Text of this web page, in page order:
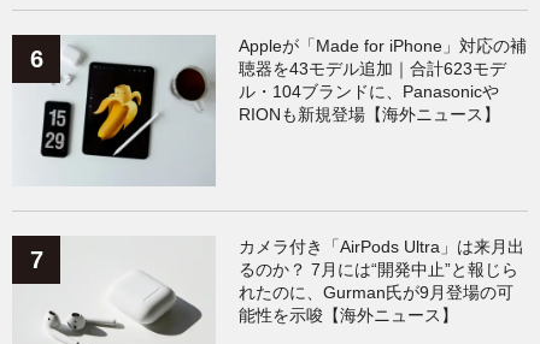
Appleが「Made for iPhone」対応の補
聴器を43モデル追加｜合計623モデ
ル・104ブランドに、Panasonicや
RIONも新規登場【海外ニュース】
カメラ付き「AirPods Ultra」は来月出
るのか？ 7月には“開発中止”と報じら
れたのに、Gurman氏が9月登場の可
能性を示唆【海外ニュース】